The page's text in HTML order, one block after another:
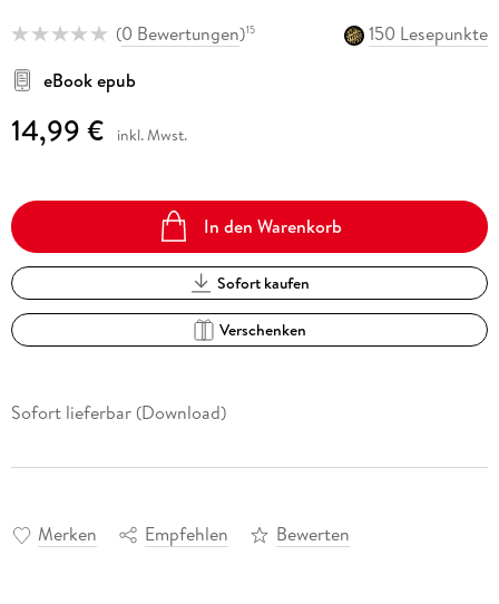
(0 Bewertungen)15
150 Lesepunkte
eBook epub
14,99 € inkl. Mwst.
In den Warenkorb
Sofort kaufen
Verschenken
Sofort lieferbar (Download)
Merken Empfehlen Bewerten